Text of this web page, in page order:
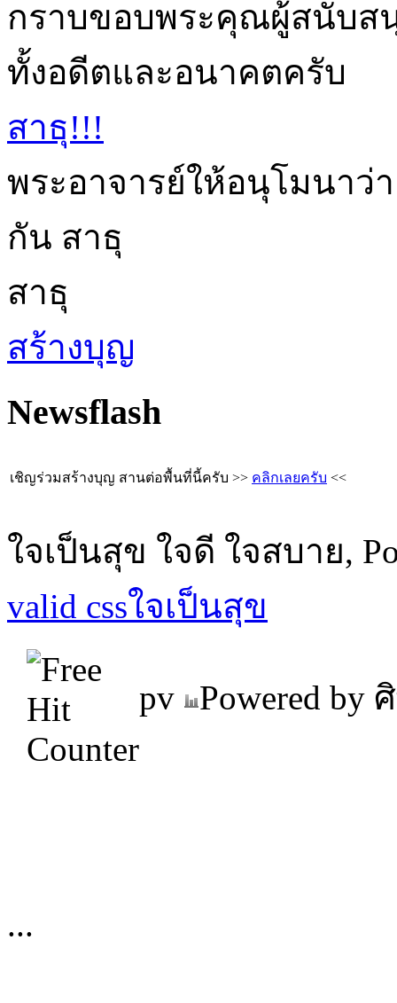
กราบขอบพระคุณผู้สนับส
ทั้งอดีตและอนาคตครับ
สาธุ!!!
พระอาจารย์ให้อนุโมนาว่
กัน สาธุ
สาธุ
สร้างบุญ
Newsflash
เชิญร่วมสร้างบุญ สานต่อพื้นที่นี้ครับ >> คลิกเลยครับ <<
ใจเป็นสุข ใจดี ใจสบาย,
valid cssใจเป็นสุข
pv Powered by
...